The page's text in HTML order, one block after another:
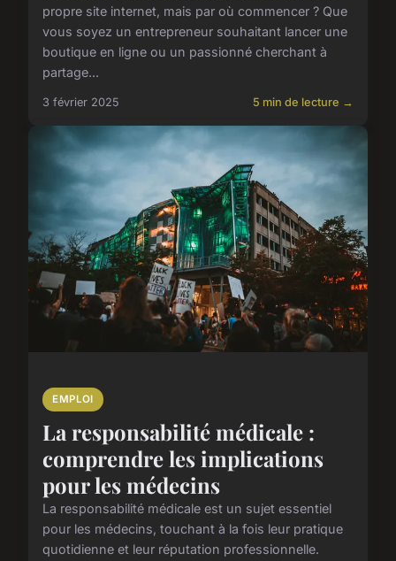
propre site internet, mais par où commencer ? Que
vous soyez un entrepreneur souhaitant lancer une
boutique en ligne ou un passionné cherchant à
partage...
3 février 2025 5 min de lecture →
EMPLOI
La responsabilité médicale :
comprendre les implications
pour les médecins
La responsabilité médicale est un sujet essentiel
pour les médecins, touchant à la fois leur pratique
quotidienne et leur réputation professionnelle.